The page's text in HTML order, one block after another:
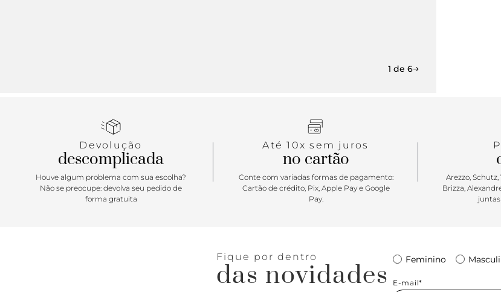
1 de 6
Devolução
descomplicada
Houve algum problema com sua escolha?
Não se preocupe: devolva seu pedido de
forma gratuita
Até 10x sem juros
no cartão
Conte com variadas formas de pagamento:
Cartão de crédito, Pix, Apple Pay e Google
Pay.
Arezzo, Schutz,
Brizza,
Fique por dentro
das novidades
Feminino
E-mail*